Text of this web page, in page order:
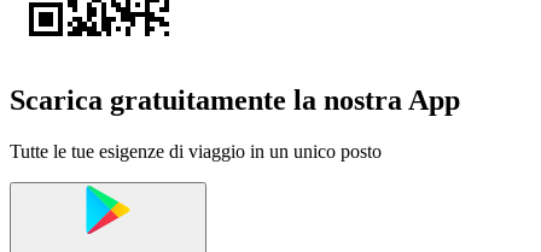
Scarica gratuitamente la nostra App
Tutte le tue esigenze di viaggio in un unico posto